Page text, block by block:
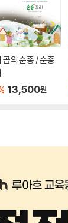
곰의 순종 / 순종
13,500원